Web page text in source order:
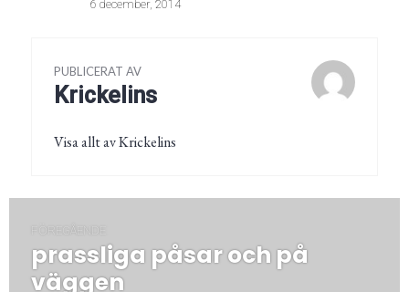
6 december, 2014
PUBLICERAT AV
Krickelins
Visa allt av Krickelins
FÖREGÅENDE
Föregående
post:
prassliga påsar och på
väggen